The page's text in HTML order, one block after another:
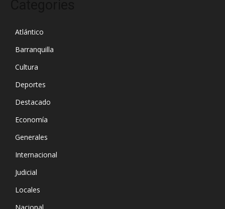
Atlántico
Barranquilla
Cultura
Deportes
Destacado
Economía
Generales
Internacional
Judicial
Locales
Nacional